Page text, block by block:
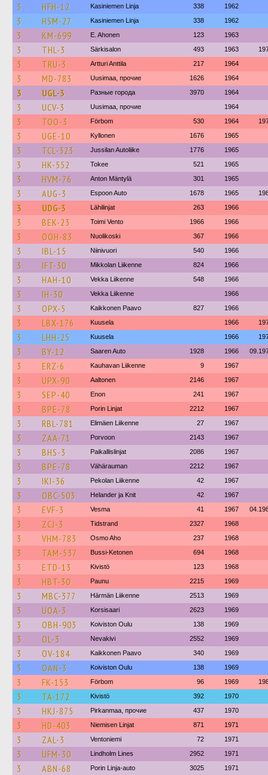
3 HFH-12 Kasiniemen Linja 338 1962
3 HSM-27 Kasiniemen Linja 338 1962
3 KM-699 E. Ahonen 123 1963
3 THL-3 Särkisalon 493 1963
3 TRU-3 Artturi Anttila 217 1964
3 MD-783 Uusimaa, прочие 1626 1964
3 UGL-3 Разные города 3970 1964
3 UCV-3 Uusimaa, прочие 1964
3 TOO-3 Förbom 530 1964
3 UGE-10 Kyllonen 1676 1965
3 TCL-323 Jussilan Autoliike 1776 1965
3 HK-552 Tokee 521 1965
3 HVM-76 Anton Mäntylä 301 1965
3 AUG-3 Espoon Auto 1678 1965
3 UDG-3 Lähilinjat 263 1966
3 BEK-23 Toimi Vento 1966 1966
3 OOH-83 Nuolikoski 367 1966
3 IBL-15 Niinivuori 540 1966
3 IFT-30 Mikkolan Liikenne 824 1966
3 HAH-10 Vekka Liikenne 548 1966
3 IH-30 Vekka Liikenne 1966
3 OPX-5 Kaikkonen Paavo 827 1966
3 LBX-176 Kuusela 1966
3 LHH-25 Kuusela 1966
3 BY-12 Saaren Auto 1928 1966
3 ERZ-6 Kauhavan Liikenne 9 1967
3 UPX-90 Aaltonen 2146 1967
3 SEP-40 Enon 241 1967
3 BPE-78 Porin Linjat 2212 1967
3 RBL-781 Elimäen Liikenne 27 1967
3 ZAA-71 Porvoon 2143 1967
3 BHS-3 Paikallislinjat 2086 1967
3 BPE-78 Vähärauman 2212 1967
3 IKI-36 Pekolan Liikenne 42 1967
3 OBC-503 Helander ja Knit 42 1967
3 EVF-3 Vesma 41 1967
3 ZCJ-3 Tidstrand 2327 1968
3 VHM-783 Osmo Aho 237 1968
3 TAM-537 Bussi-Ketonen 694 1968
3 ETD-13 Kivistö 123 1968
3 HBT-30 Paunu 2215 1969
3 MBC-377 Härmän Liikenne 2513 1969
3 UOA-3 Korsisaari 2623 1969
3 OBH-903 Koiviston Oulu 138 1969
3 OL-3 Nevakivi 2552 1969
3 OV-184 Kaikkonen Paavo 340 1969
3 OAN-3 Koiviston Oulu 138 1969
3 FK-153 Förbom 96 1969
3 TA-172 Kivistö 392 1970
3 HKJ-875 Pirkanmaa, прочие 437 1970
3 HD-403 Niemisen Linjat 871 1971
3 ZAL-3 Ventoniemi 72 1971
3 UFM-30 Lindholm Lines 2952 1971
3 ABN-68 Porin Linja-auto 3025 1971